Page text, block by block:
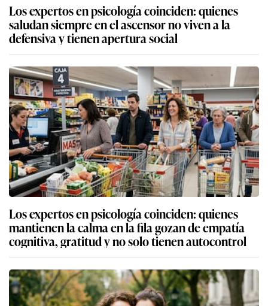
Los expertos en psicología coinciden: quienes
saludan siempre en el ascensor no viven a la
defensiva y tienen apertura social
Los expertos en psicología coinciden: quienes
mantienen la calma en la fila gozan de empatía
cognitiva, gratitud y no solo tienen autocontrol